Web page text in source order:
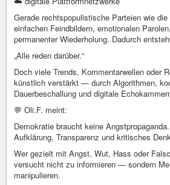
Gerade rechtspopulistische Parteien wie
einfachen Feindbildern, emotionalen
permanenter Wiederholung. Dadurch
„Alle reden darüber.“
Doch viele Trends, Kommentarwellen oder
künstlich verstärkt — durch Algorithmen,
Dauerbeschallung und digitale
💬 Oli.F. meint:
Demokratie braucht keine
Aufklärung, Transparenz und kritisches
Wer gezielt mit Angst, Wut, Hass oder
versucht nicht zu informieren — sondern
manipulieren.